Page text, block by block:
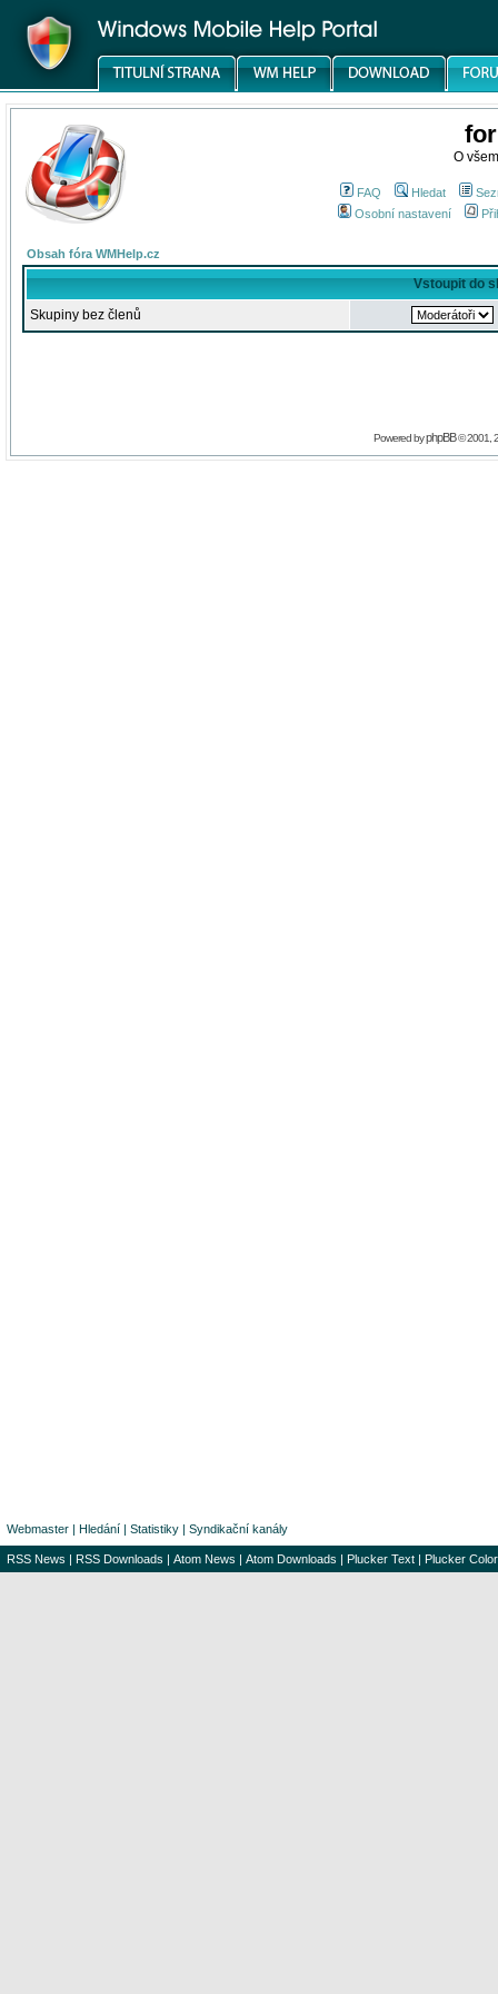
O
FAQ Hledat
Osobní nastavení
Obsah fóra WMHelp.cz
Vstoupit do
Skupiny bez členů
Powered byphpBB© 2001,
Webmaster | Hledání | Statistiky | Syndikační kanály
RSS News | RSS Downloads | Atom News | Atom Downloads | Plucker Text | Plucker Color